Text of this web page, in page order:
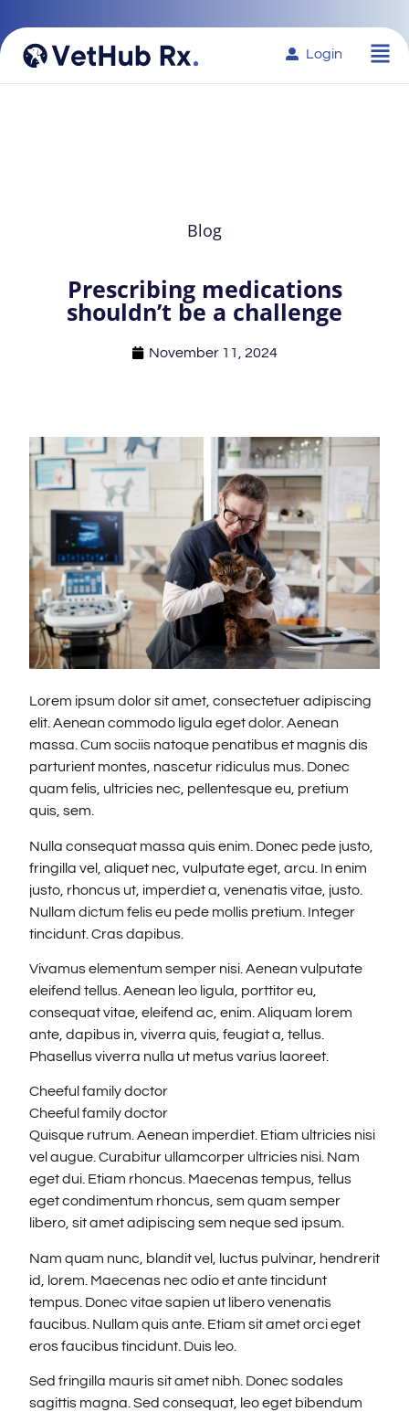
Login
Blog
Prescribing medications
shouldn’t be a challenge
November 11, 2024
Lorem ipsum dolor sit amet, consectetuer adipiscing
elit. Aenean commodo ligula eget dolor. Aenean
massa. Cum sociis natoque penatibus et magnis dis
parturient montes, nascetur ridiculus mus. Donec
quam felis, ultricies nec, pellentesque eu, pretium
quis, sem.
Nulla consequat massa quis enim. Donec pede justo,
fringilla vel, aliquet nec, vulputate eget, arcu. In enim
justo, rhoncus ut, imperdiet a, venenatis vitae, justo.
Nullam dictum felis eu pede mollis pretium. Integer
tincidunt. Cras dapibus.
Vivamus elementum semper nisi. Aenean vulputate
eleifend tellus. Aenean leo ligula, porttitor eu,
consequat vitae, eleifend ac, enim. Aliquam lorem
ante, dapibus in, viverra quis, feugiat a, tellus.
Phasellus viverra nulla ut metus varius laoreet.
Cheeful family doctor
Cheeful family doctor
Quisque rutrum. Aenean imperdiet. Etiam ultricies nisi
vel augue. Curabitur ullamcorper ultricies nisi. Nam
eget dui. Etiam rhoncus. Maecenas tempus, tellus
eget condimentum rhoncus, sem quam semper
libero, sit amet adipiscing sem neque sed ipsum.
Nam quam nunc, blandit vel, luctus pulvinar, hendrerit
id, lorem. Maecenas nec odio et ante tincidunt
tempus. Donec vitae sapien ut libero venenatis
faucibus. Nullam quis ante. Etiam sit amet orci eget
eros faucibus tincidunt. Duis leo.
Sed fringilla mauris sit amet nibh. Donec sodales
sagittis magna. Sed consequat, leo eget bibendum